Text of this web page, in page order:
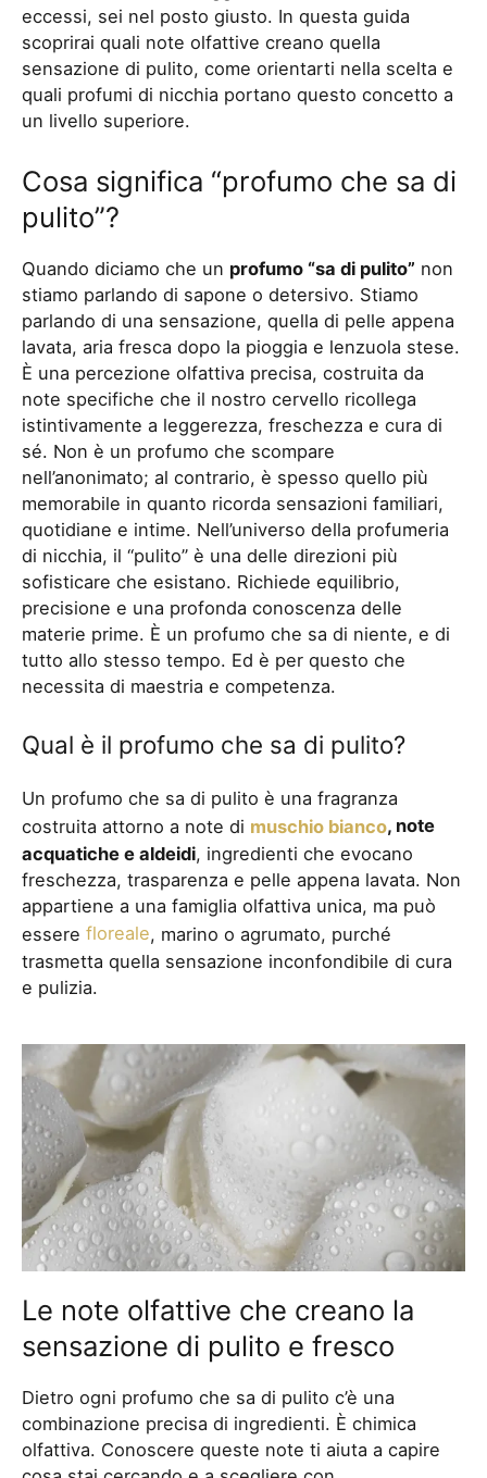
eccessi, sei nel posto giusto. In questa guida
scoprirai quali note olfattive creano quella
sensazione di pulito, come orientarti nella scelta e
quali profumi di nicchia portano questo concetto a
un livello superiore.
Cosa significa “profumo che sa di
pulito”?
Quando diciamo che un profumo “sa di pulito” non
stiamo parlando di sapone o detersivo. Stiamo
parlando di una sensazione, quella di pelle appena
lavata, aria fresca dopo la pioggia e lenzuola stese.
È una percezione olfattiva precisa, costruita da
note specifiche che il nostro cervello ricollega
istintivamente a leggerezza, freschezza e cura di
sé. Non è un profumo che scompare
nell’anonimato; al contrario, è spesso quello più
memorabile in quanto ricorda sensazioni familiari,
quotidiane e intime. Nell’universo della profumeria
di nicchia, il “pulito” è una delle direzioni più
sofisticare che esistano. Richiede equilibrio,
precisione e una profonda conoscenza delle
materie prime. È un profumo che sa di niente, e di
tutto allo stesso tempo. Ed è per questo che
necessita di maestria e competenza.
Qual è il profumo che sa di pulito?
Un profumo che sa di pulito è una fragranza
costruita attorno a note di muschio bianco, note
acquatiche e aldeidi, ingredienti che evocano
freschezza, trasparenza e pelle appena lavata. Non
appartiene a una famiglia olfattiva unica, ma può
essere floreale, marino o agrumato, purché
trasmetta quella sensazione inconfondibile di cura
e pulizia.
Le note olfattive che creano la
sensazione di pulito e fresco
Dietro ogni profumo che sa di pulito c’è una
combinazione precisa di ingredienti. È chimica
olfattiva. Conoscere queste note ti aiuta a capire